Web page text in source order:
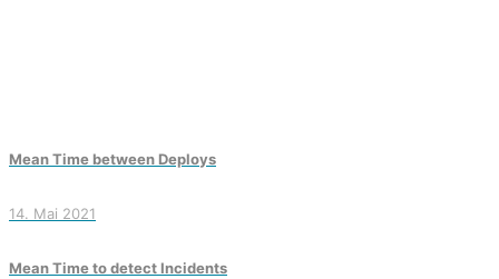
Mean Time between Deploys
14. Mai 2021
Mean Time to detect Incidents